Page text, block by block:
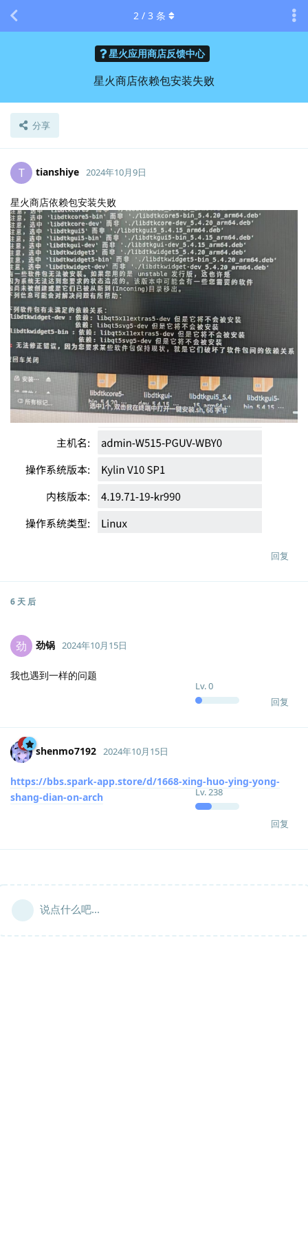
星火应用商店反馈中心
星火商店依赖包安装失败
分享
2 / 3 条
T tianshiye
Lv.0
2024年10月9日
星火商店依赖包安装失败
回复
6 天 后
劲 劲锅
Lv.0
2024年10月15日
我也遇到一样的问题
回复
shenmo7192
Lv.238
2024年10月15日
https://bbs.spark-app.store/d/1668-xing-huo-ying-yong-
shang-dian-on-arch
回复
说点什么吧...